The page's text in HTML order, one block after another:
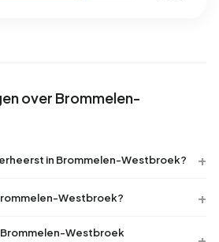
over Brommelen-
in Brommelen-Westbroek?
Westbroek?
Brommelen-Westbroek